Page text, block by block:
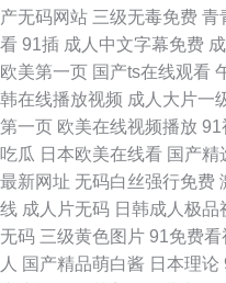
产无码网站 三级无毒免费 青
看 91插 成人中文字幕免费
欧美第一页 国产ts在线观看
韩在线播放视频 成人大片一
第一页 欧美在线视频播放 91
吃瓜 日本欧美在线看 国产精
最新网址 无码白丝强行免费
线 成人片无码 日韩成人极品
无码 三级黄色图片 91免费看
人 国产精品萌白酱 日本理论